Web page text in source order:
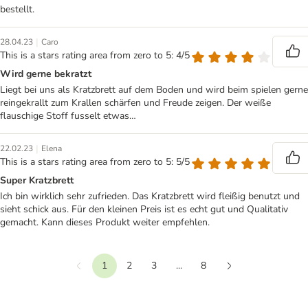
bestellt.
28.04.23 | Caro
This is a stars rating area from zero to 5: 4/5
Wird gerne bekratzt
Liegt bei uns als Kratzbrett auf dem Boden und wird beim spielen gerne
reingekrallt zum Krallen schärfen und Freude zeigen. Der weiße
flauschige Stoff fusselt etwas…
22.02.23 | Elena
This is a stars rating area from zero to 5: 5/5
Super Kratzbrett
Ich bin wirklich sehr zufrieden. Das Kratzbrett wird fleißig benutzt und
sieht schick aus. Für den kleinen Preis ist es echt gut und Qualitativ
gemacht. Kann dieses Produkt weiter empfehlen.
Vorherige
1 2 3 ...
8